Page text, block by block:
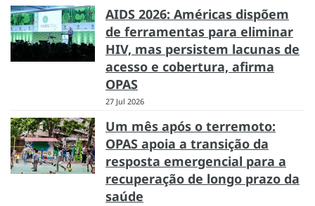
AIDS 2026: Américas dispõem
de ferramentas para eliminar
HIV, mas persistem lacunas de
acesso e cobertura, afirma
OPAS
27 Jul 2026
Um mês após o terremoto:
OPAS apoia a transição da
resposta emergencial para a
recuperação de longo prazo da
saúde